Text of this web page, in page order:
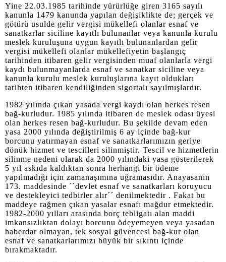
Yine 22.03.1985 tarihinde yürürlüğe giren 3165 sayılı
kanunla 1479 kanunda yapılan değişiklikte de; gerçek ve
götürü usulde gelir vergisi mükellefi olanlar esnaf ve
sanatkarlar siciline kayıtlı bulunanlar veya kanunla kurulu
meslek kuruluşuna uygun kayıtlı bulunanlardan gelir
vergisi mükellefi olanlar mükellefiyetin başlangıç
tarihinden itibaren gelir vergisinden muaf olanlarla vergi
kaydı bulunmayanlarda esnaf ve sanatkar siciline veya
kanunla kurulu meslek kuruluşlarına kayıt oldukları
tarihten itibaren kendiliğinden sigortalı sayılmışlardır.
1982 yılında çıkan yasada vergi kaydı olan herkes resen
bağ-kurludur. 1985 yılında itibaren de meslek odası üyesi
olan herkes resen bağ-kurludur. Bu şekilde devam eden
yasa 2000 yılında değiştirilmiş 6 ay içinde bağ-kur
borcunu yatırmayan esnaf ve sanatkarlarımızın geriye
dönük hizmet ve tescilleri silinmiştir. Tescil ve hizmetlerin
silinme nedeni olarak da 2000 yılındaki yasa gösterilerek
5 yıl askıda kaldıktan sonra herhangi bir ödeme
yapılmadığı için zamanaşımına uğramasıdır. Anayasanın
173. maddesinde ´´devlet esnaf ve sanatkarları koruyucu
ve destekleyici tedbirler alır´´ denilmektedir . Fakat bu
maddeye rağmen çıkan yasalar esnafı mağdur etmektedir.
1982-2000 yılları arasında borç tebligatı alan maddi
imkansızlıktan dolayı borcunu ödeyemeyen veya yasadan
haberdar olmayan, tek sosyal güvencesi bağ-kur olan
esnaf ve sanatkarlarımızı büyük bir sıkıntı içinde
bırakmaktadır.